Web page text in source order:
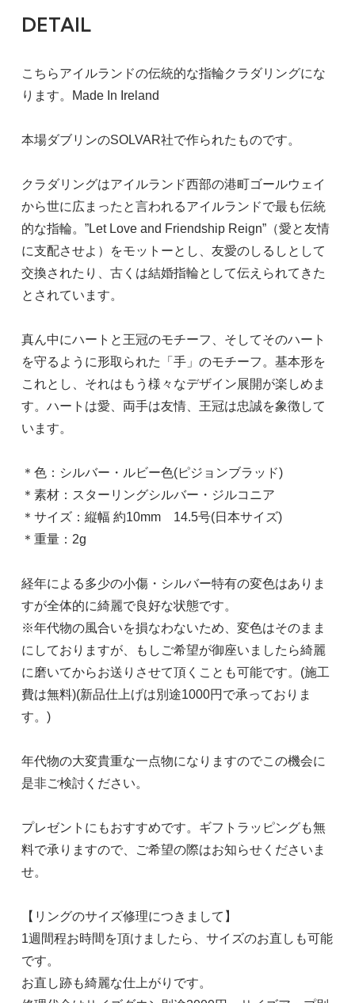
DETAIL
こちらアイルランドの伝統的な指輪クラダリングにな
ります。Made In Ireland
本場ダブリンのSOLVAR社で作られたものです。
クラダリングはアイルランド西部の港町ゴールウェイ
から世に広まったと言われるアイルランドで最も伝統
的な指輪。”Let Love and Friendship Reign”（愛と友情
に支配させよ）をモットーとし、友愛のしるしとして
交換されたり、古くは結婚指輪として伝えられてきた
とされています。
真ん中にハートと王冠のモチーフ、そしてそのハート
を守るように形取られた「手」のモチーフ。基本形を
これとし、それはもう様々なデザイン展開が楽しめま
す。ハートは愛、両手は友情、王冠は忠誠を象徴して
います。
＊色：シルバー・ルビー色(ピジョンブラッド)
＊素材：スターリングシルバー・ジルコニア
＊サイズ：縦幅 約10mm 14.5号(日本サイズ)
＊重量：2g
経年による多少の小傷・シルバー特有の変色はありま
すが全体的に綺麗で良好な状態です。
※年代物の風合いを損なわないため、変色はそのまま
にしておりますが、もしご希望が御座いましたら綺麗
に磨いてからお送りさせて頂くことも可能です。(施工
費は無料)(新品仕上げは別途1000円で承っておりま
す。)
年代物の大変貴重な一点物になりますのでこの機会に
是非ご検討ください。
プレゼントにもおすすめです。ギフトラッピングも無
料で承りますので、ご希望の際はお知らせくださいま
せ。
【リングのサイズ修理につきまして】
1週間程お時間を頂けましたら、サイズのお直しも可能
です。
お直し跡も綺麗な仕上がりです。